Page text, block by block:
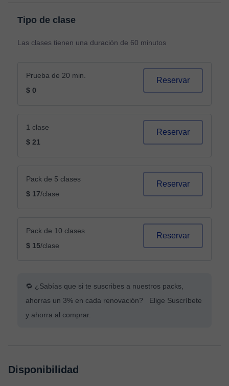
Tipo de clase
Las clases tienen una duración de 60 minutos
Prueba de 20 min.
$ 0
Reservar
1 clase
$ 21
Reservar
Pack de 5 clases
$ 17/clase
Reservar
Pack de 10 clases
$ 15/clase
Reservar
🔁 ¿Sabías que si te suscribes a nuestros packs,
ahorras un 3% en cada renovación? Elige Suscríbete
y ahorra al comprar.
Disponibilidad